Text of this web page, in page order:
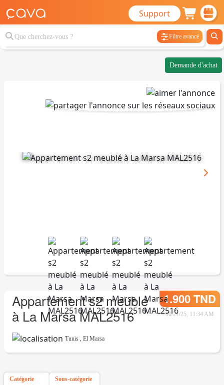
Support
Filtre avancé
Demande d'achat
Appartement s2 meublé
à La Marsa MAL2516
1.900 TND
10/21/25, 11:34 AM
Tunis , El Marsa
Catégorie Sous-catégorie